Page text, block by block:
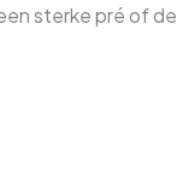
sterke pré of de